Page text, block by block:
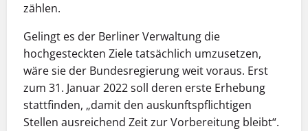
zählen.
Gelingt es der Berliner Verwaltung die
hochgesteckten Ziele tatsächlich umzusetzen,
wäre sie der Bundesregierung weit voraus. Erst
zum 31. Januar 2022 soll deren erste Erhebung
stattfinden, „damit den auskunftspflichtigen
Stellen ausreichend Zeit zur Vorbereitung bleibt“.